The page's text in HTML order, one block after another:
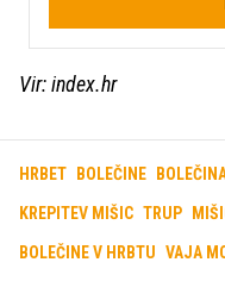
Vir: index.hr
HRBET BOLEČINE
KREPITEV MIŠIC TRUP
BOLEČINE V HRBTU VAJA